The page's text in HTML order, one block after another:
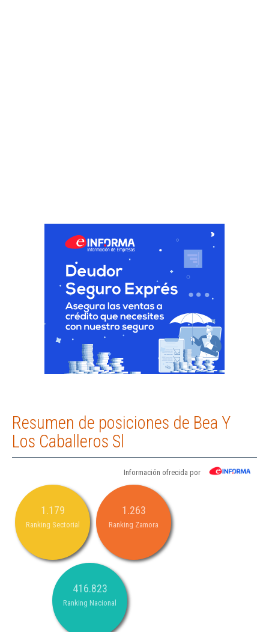
Resumen de posiciones de Bea Y
Los Caballeros Sl
Información ofrecida por
1.179
Ranking Sectorial
1.263
Ranking Zamora
416.823
Ranking Nacional